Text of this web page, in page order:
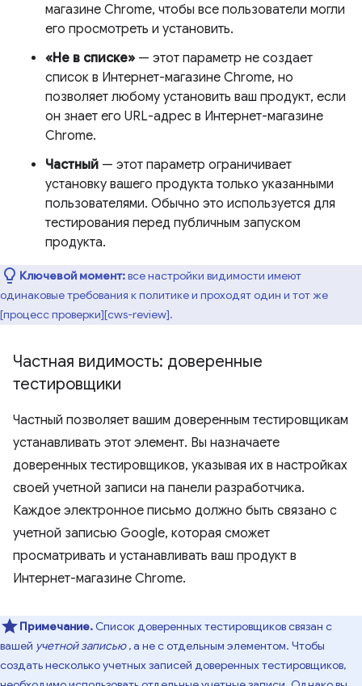
магазине Chrome, чтобы все пользователи могли
его просмотреть и установить.
«Не в списке» — этот параметр не создает
список в Интернет-магазине Chrome, но
позволяет любому установить ваш продукт, если
он знает его URL-адрес в Интернет-магазине
Chrome.
Частный — этот параметр ограничивает
установку вашего продукта только указанными
пользователями. Обычно это используется для
тестирования перед публичным запуском
продукта.
Ключевой момент:все настройки видимости имеют
одинаковые требования к политике и проходят один и тот же
[процесс проверки][cws-review].
Частная видимость: доверенные
тестировщики
Частный позволяет вашим доверенным тестировщикам
устанавливать этот элемент. Вы назначаете
доверенных тестировщиков, указывая их в настройках
своей учетной записи на панели разработчика.
Каждое электронное письмо должно быть связано с
учетной записью Google, которая сможет
просматривать и устанавливать ваш продукт в
Интернет-магазине Chrome.
Примечание. Список доверенных тестировщиков связан с
вашей учетной записью, а не с отдельным элементом. Чтобы
создать несколько учетных записей доверенных тестировщиков,